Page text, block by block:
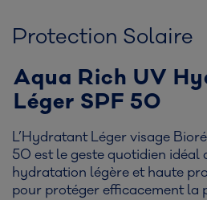
Protection Solaire
Aqua Rich UV
Léger SPF 50
L’Hydratant Léger visage
50 est le geste quotidien idéal
hydratation légère et haute
pour protéger efficacement la